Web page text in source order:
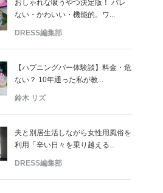
おしゃれな吸うやつ決定版！ バレ
ない・かわいい・機能的。ワ...
DRESS編集部
【ハプニングバー体験談】料金・危
ない？ 10年通った私が教...
鈴木 リズ
夫と別居生活しながら女性用風俗を
利用「辛い日々を乗り越える...
DRESS編集部